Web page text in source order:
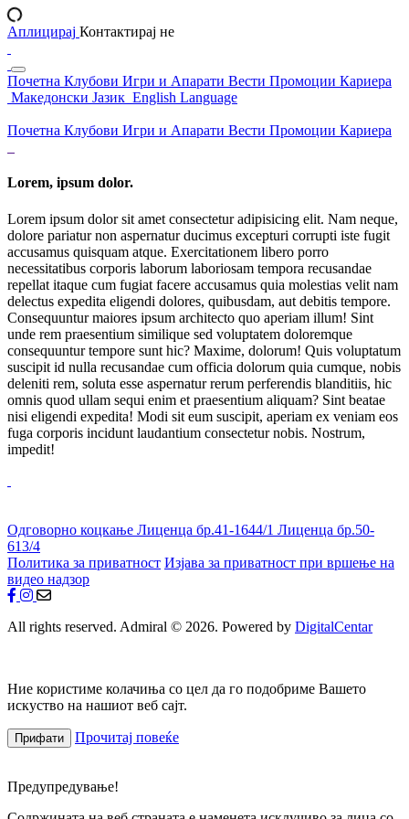
Аплицирај Контактирај не
Почетна Клубови Игри и Апарати Вести Промоции Кариера
Македонски Јазик English Language
Почетна Клубови Игри и Апарати Вести Промоции Кариера
Lorem, ipsum dolor.
Lorem ipsum dolor sit amet consectetur adipisicing elit. Nam neque,
dolore pariatur non aspernatur ducimus excepturi corrupti iste fugit
accusamus quisquam atque. Exercitationem libero porro
necessitatibus corporis laborum laboriosam tempora recusandae
repellat itaque cum fugiat facere accusamus quia molestias velit nam
delectus expedita eligendi dolores, quibusdam, aut debitis tempore.
Consequuntur maiores ipsum architecto quo aperiam illum! Sint
unde rem praesentium similique sed voluptatem doloremque
consequuntur tempore sunt hic? Maxime, dolorum! Quis voluptatum
suscipit id nulla recusandae cum officia dolorum quia cumque, nobis
deleniti rem, soluta esse aspernatur rerum perferendis blanditiis, hic
omnis quod ullam sequi enim et praesentium aliquam? Sint beatae
nisi eligendi expedita! Modi sit eum suscipit, aperiam ex veniam eos
fuga corporis incidunt laudantium consectetur nobis. Nostrum,
impedit!
Одговорно коцкање Лиценца бр.41-1644/1 Лиценца бр.50-
613/4
Политика за приватност Изјава за приватност при вршење на
видео надзор
All rights reserved. Admiral © 2026. Powered by DigitalCentar
Ние користиме колачиња со цел да го подобриме Вашето
искуство на нашиот веб сајт.
Прифати Прочитај повеќе
Предупредување!